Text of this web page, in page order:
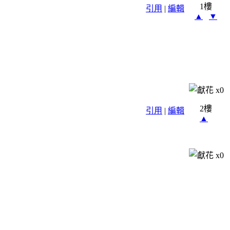
引用 | 編輯
1樓
▲
▼
x0
引用 | 編輯
2樓
▲
x0